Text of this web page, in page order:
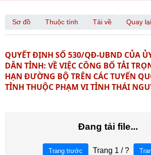
Sơ đồ Thuộc tính Tải về Quay lại
QUYẾT ĐỊNH SỐ 530/QĐ-UBND CỦA
DÂN TỈNH: VỀ VIỆC CÔNG BỐ TẢI
HẠN ĐƯỜNG BỘ TRÊN CÁC TUYẾN
TỈNH THUỘC PHẠM VI TỈNH THÁI